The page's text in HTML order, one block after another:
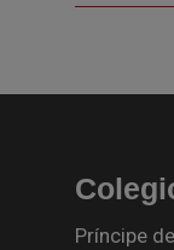
Príncipe